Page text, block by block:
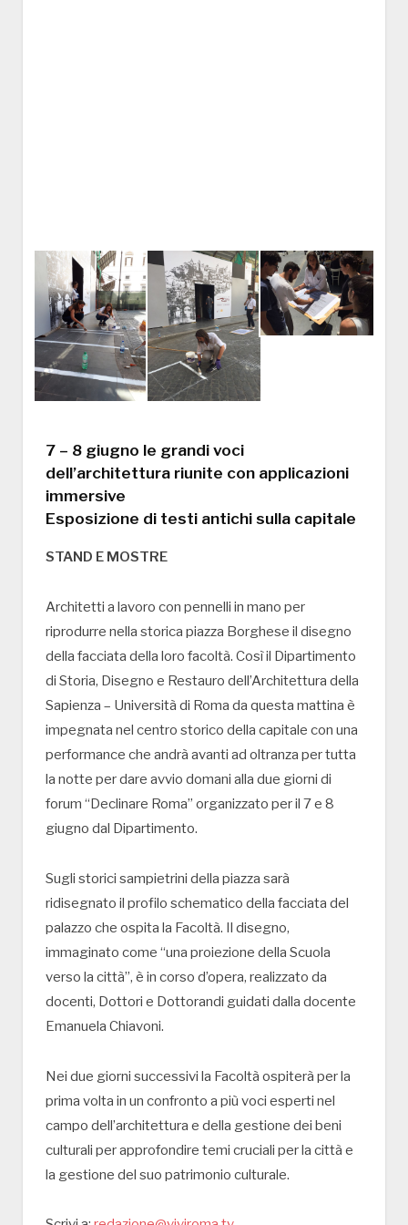
7 – 8 giugno le grandi voci
dell’architettura riunite con applicazioni
immersive
Esposizione di testi antichi sulla capitale
STAND E MOSTRE
Architetti a lavoro con pennelli in mano per
riprodurre nella storica piazza Borghese il disegno
della facciata della loro facoltà. Così il Dipartimento
di Storia, Disegno e Restauro dell’Architettura della
Sapienza – Università di Roma da questa mattina è
impegnata nel centro storico della capitale con una
performance che andrà avanti ad oltranza per tutta
la notte per dare avvio domani alla due giorni di
forum “Declinare Roma” organizzato per il 7 e 8
giugno dal Dipartimento.
Sugli storici sampietrini della piazza sarà
ridisegnato il profilo schematico della facciata del
palazzo che ospita la Facoltà. Il disegno,
immaginato come “una proiezione della Scuola
verso la città”, è in corso d’opera, realizzato da
docenti, Dottori e Dottorandi guidati dalla docente
Emanuela Chiavoni.
Nei due giorni successivi la Facoltà ospiterà per la
prima volta in un confronto a più voci esperti nel
campo dell’architettura e della gestione dei beni
culturali per approfondire temi cruciali per la città e
la gestione del suo patrimonio culturale.